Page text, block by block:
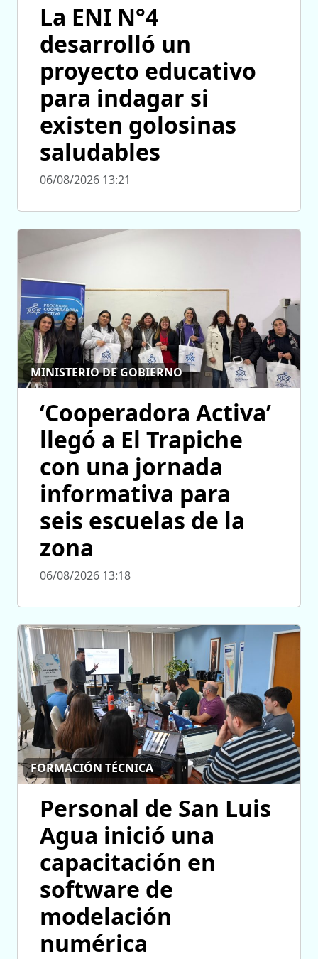
La ENI N°4
desarrolló un
proyecto educativo
para indagar si
existen golosinas
saludables
06/08/2026 13:21
MINISTERIO DE GOBIERNO
‘Cooperadora Activa’
llegó a El Trapiche
con una jornada
informativa para
seis escuelas de la
zona
06/08/2026 13:18
FORMACIÓN TÉCNICA
Personal de San Luis
Agua inició una
capacitación en
software de
modelación
numérica